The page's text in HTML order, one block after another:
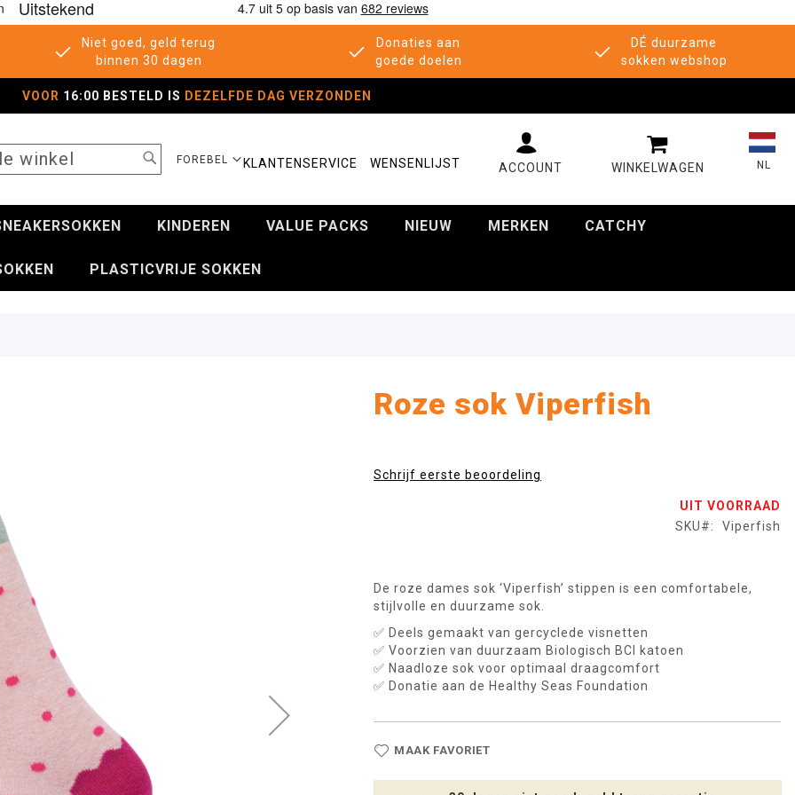
Niet goed, geld terug
binnen 30 dagen
Donaties aan
goede doelen
DÉ duurzame
sokken webshop
VOOR 16:00 BESTELD IS DEZELFDE DAG VERZONDEN
SELECTEER
FOREBEL NL
KLANTENSERVICE WENSENLIJST
SEARCH
MIJN WINKELWAGEN
KINDEREN VALUE PACKS NIEUW MERKEN CATCHY
PLASTICVRIJE SOKKEN
Roze sok Viperfish
Schrijf eerste beoordeling
UIT VOORRAAD
SKU
Viperfish
De roze dames sok ‘Viperfish’ stippen is een comfortabele,
stijlvolle en duurzame sok.
✅ Deels gemaakt van gercyclede visnetten
✅ Voorzien van duurzaam Biologisch BCI katoen
✅ Naadloze sok voor optimaal draagcomfort
✅ Donatie aan de Healthy Seas Foundation
MAAK FAVORIET